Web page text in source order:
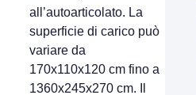
all’autoarticolato. La
superficie di carico può
variare da
170x110x120 cm fino a
1360x245x270 cm. Il